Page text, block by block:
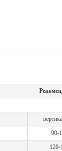
90-
120-